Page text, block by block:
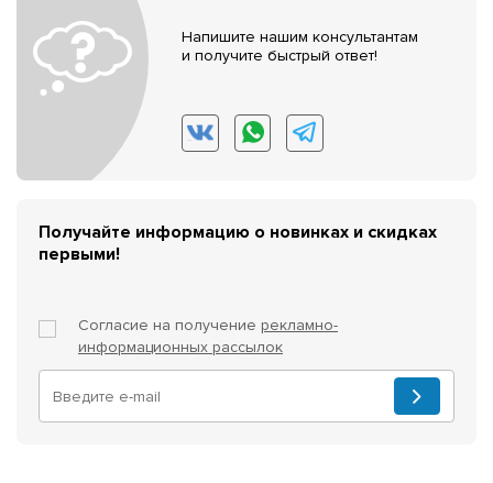
Напишите нашим консультантам
и получите быстрый ответ!
Получайте информацию о новинках и скидках
первыми!
Согласие на получение рекламно-
информационных рассылок